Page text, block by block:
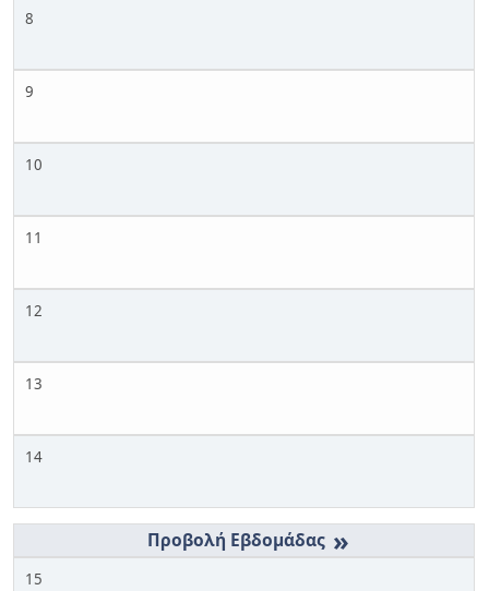
8
9
10
11
12
13
14
»
15